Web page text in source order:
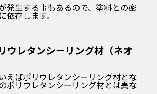
発生する事もあるので、塗料との密
依存します。
ウレタンシーリング材（ネオ
えばポリウレタンシーリング材とな
ポリウレタンシーリング材とは異な